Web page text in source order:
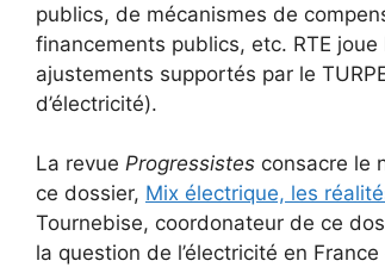
publics, de mécanismes de
financements publics, etc. RTE
ajustements supportés par le
d’électricité).
La revue Progressistes consacre le
ce dossier, Mix électrique, les
Tournebise, coordonateur de ce
la question de l’électricité en